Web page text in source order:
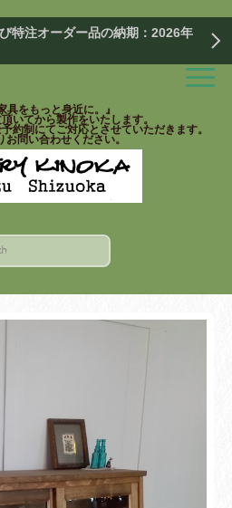
特注オーダー品の納期：2026年
具をもっと身近に。』
いてから製作をいたします。
約制にてご対応とさせていただきます。
お問い合わせください。